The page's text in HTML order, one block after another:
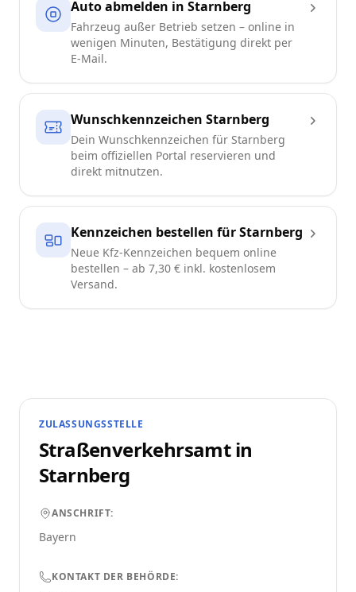
Auto abmelden in Starnberg
Fahrzeug außer Betrieb setzen – online in
wenigen Minuten, Bestätigung direkt per
E-Mail.
Wunschkennzeichen Starnberg
Dein Wunschkennzeichen für Starnberg
beim offiziellen Portal reservieren und
direkt mitnutzen.
Kennzeichen bestellen für Starnberg
Neue Kfz-Kennzeichen bequem online
bestellen – ab 7,30 € inkl. kostenlosem
Versand.
ZULASSUNGSSTELLE
Straßenverkehrsamt in
Starnberg
ANSCHRIFT:
Bayern
KONTAKT DER BEHÖRDE: